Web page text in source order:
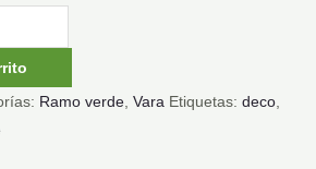
Ramo verde Vara Etiquetas: deco